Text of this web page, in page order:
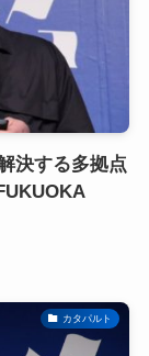
決する多拠点
カタパルト